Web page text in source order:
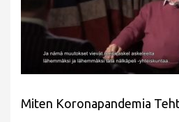
Miten Koronapandemia